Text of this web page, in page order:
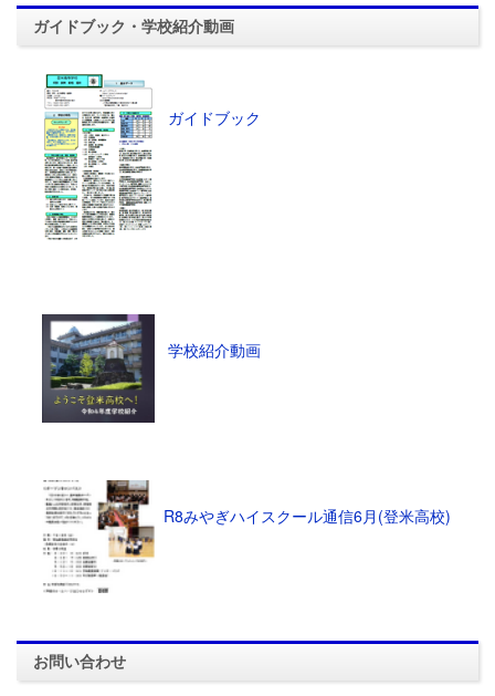
ガイドブック・学校紹介動画
ガイドブック
学校紹介動画
R8みやぎハイスクール通信6月(登米高校)
お問い合わせ